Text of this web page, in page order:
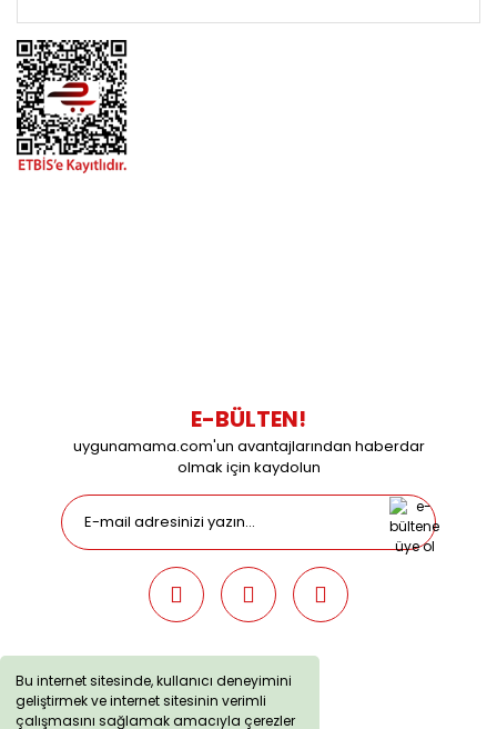
Bu internet sitesinde, kullanıcı deneyimini
geliştirmek ve internet sitesinin verimli
çalışmasını sağlamak amacıyla çerezler
E-BÜLTEN!
uygunamama.com'un avantajlarından haberdar
olmak için kaydolun
uygunamama.com © 2019 - Tüm Hakları Saklıdır. Kredi kartı